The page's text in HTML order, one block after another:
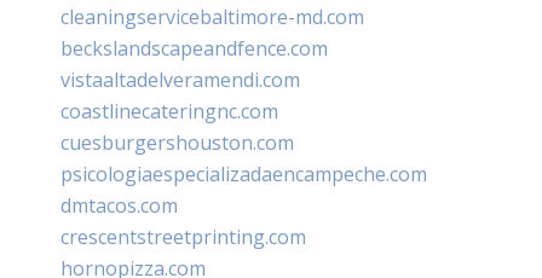
cleaningservicebaltimore-md.com
beckslandscapeandfence.com
vistaaltadelveramendi.com
coastlinecateringnc.com
cuesburgershouston.com
psicologiaespecializadaencampeche.com
dmtacos.com
crescentstreetprinting.com
hornopizza.com